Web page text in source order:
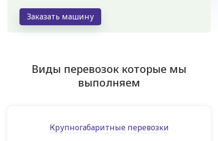
Заказать машину
Виды перевозок которые мы
выполняем
Крупногабаритные перевозки